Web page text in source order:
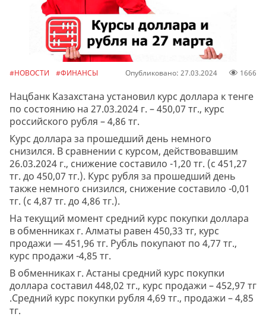
#НОВОСТИ #ФИНАНСЫ Опубликовано: 27.03.2024 1666
Нацбанк Казахстана установил курс доллара к тенге
по состоянию на 27.03.2024 г. – 450,07 тг., курс
российского рубля – 4,86 тг.
Курс доллара за прошедший день немного
снизился. В сравнении с курсом, действовавшим
26.03.2024 г., снижение составило -1,20 тг. (с 451,27
тг. до 450,07 тг.). Курс рубля за прошедший день
также немного снизился, снижение составило -0,01
тг. (с 4,87 тг. до 4,86 тг.).
На текущий момент средний курс покупки доллара
в обменниках г. Алматы равен 450,33 тг, курс
продажи — 451,96 тг. Рубль покупают по 4,77 тг.,
курс продажи -4,85 тг.
В обменниках г. Астаны средний курс покупки
доллара составил 448,02 тг., курс продажи – 452,97 тг
.Средний курс покупки рубля 4,69 тг., продажи – 4,85
тг.